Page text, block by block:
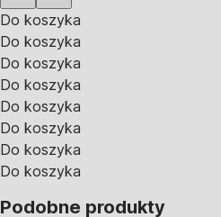
Do koszyka
Do koszyka
Do koszyka
Do koszyka
Do koszyka
Do koszyka
Do koszyka
Do koszyka
Podobne produkty